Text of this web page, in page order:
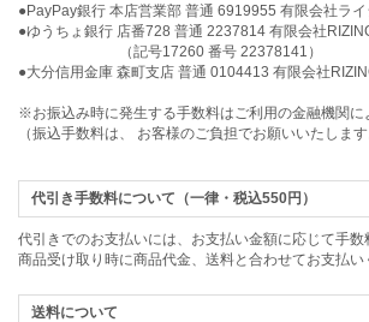
●PayPay銀行 本店営業部 普通 6919955 有限会社ラ
●ゆうちょ銀行 店番728 普通 2237814 有限会社
（記号17260 番号 22378141）
●大分信用金庫 森町支店 普通 0104413 有限会社
※お振込み時に発生する手数料はご利用の金融機関に
（振込手数料は、 お客様のご負担でお願いいたします
代引き手数料について（一律・税込550円）
代引きでのお支払いには、お支払い金額に応じて手数
商品受け取り時に商品代金、送料と合わせてお支払い
送料について